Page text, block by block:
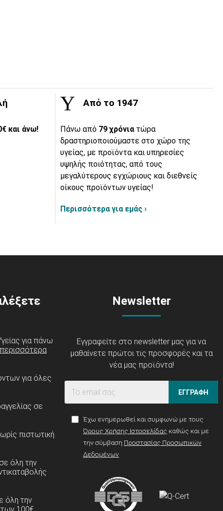
και άνω!
Από το 1947
Πάνω από 79 χρόνια τώρα
δραστηριοποιούμαστε στο χώρο της
υγείας, με προϊόντα και υπηρεσίες
υψηλής ποιότητας, από τους
μεγαλύτερους εγχώριους και διεθνείς
οίκους προϊόντων υγείας!
Περισσότερα για εμάς ›
για πάνω
για όλες
σε
πιστωτική
όλη την
όλη την
Newsletter
Εγγραφείτε στο newsletter μας για να
μαθαίνετε πρώτοι τις προσφορές και τα
νέα μας προϊόντα!
ΕΓΓΡΑΦΗ
Έχω ενημερωθεί και συμφωνώ με τους
Όρους Χρήσης Ιστοσελίδας καθώς και με
την σύμβαση Προστασίας Προσωπικών
Δεδομένων